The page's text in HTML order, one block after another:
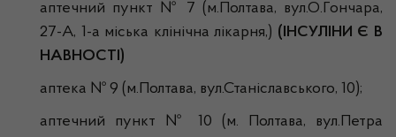
аптечний пункт № 7 (м.Полтава, вул.О.Гончара,
27-А, 1-а міська клінічна лікарня,) (ІНСУЛІНИ Є В
НАВНОСТІ)
аптека № 9 (м.Полтава, вул.Станіславського, 10);
аптечний пункт № 10 (м. Полтава, вул.Петра